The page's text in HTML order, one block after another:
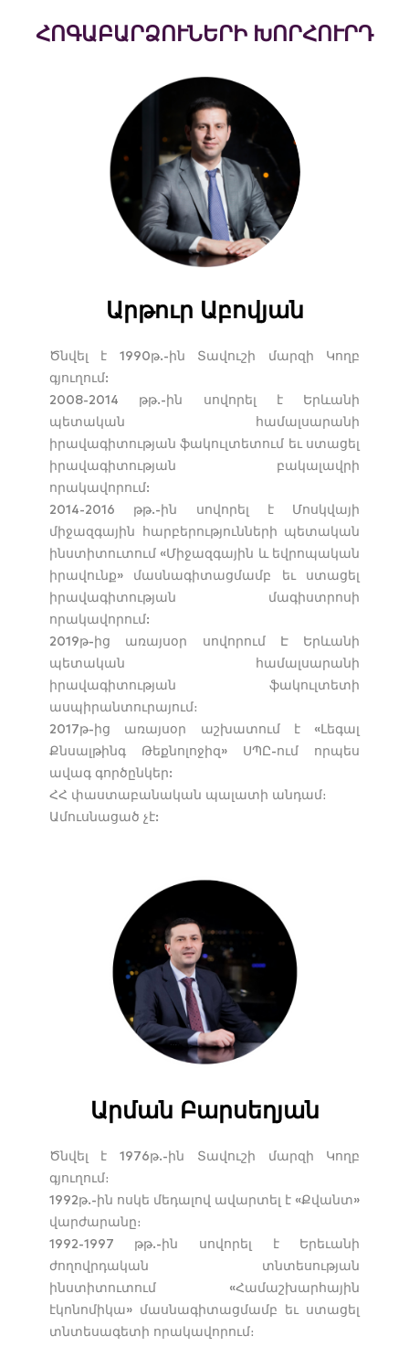
ՀՈԳԱԲԱՐՁՈՒՆԵՐԻ ԽՈՐՀՈՒՐԴ
Արթուր Աբովյան
Ծնվել է 1990թ.-ին Տավուշի մարզի Կողբ
գյուղում:
2008-2014 թթ.-ին սովորել է Երևանի
պետական համալսարանի
իրավագիտության ֆակուլտետում եւ ստացել
իրավագիտության բակալավրի
որակավորում:
2014-2016 թթ.-ին սովորել է Մոսկվայի
միջազգային հարբերությունների պետական
ինստիտուտում «Միջազգային և եվրոպական
իրավունք» մասնագիտացմամբ եւ ստացել
իրավագիտության մագիստրոսի
որակավորում:
2019թ-ից առայսօր սովորում Է Երևանի
պետական համալսարանի
իրավագիտության ֆակուլտետի
ասպիրանտուրայում։
2017թ-ից առայսօր աշխատում է «Լեգալ
Քնսալթինգ Թեքնոլոջիզ» ՍՊԸ-ում որպես
ավագ գործընկեր:
ՀՀ փաստաբանական պալատի անդամ։
Ամուսնացած չէ:
Արման Բարսեղյան
Ծնվել է 1976թ.-ին Տավուշի մարզի Կողբ
գյուղում։
1992թ.-ին ոսկե մեդալով ավարտել է «Քվանտ»
վարժարանը։
1992-1997 թթ.-ին սովորել է Երեւանի
ժողովրդական տնտեսության
ինստիտուտում «Համաշխարհային
էկոնոմիկա» մասնագիտացմամբ եւ ստացել
տնտեսագետի որակավորում։